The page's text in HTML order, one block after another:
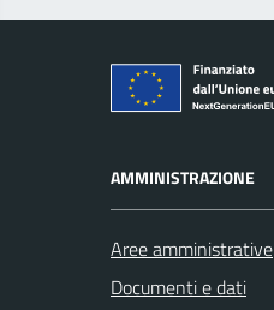
AMMINISTRAZIONE
Aree amministrative
Documenti e dati